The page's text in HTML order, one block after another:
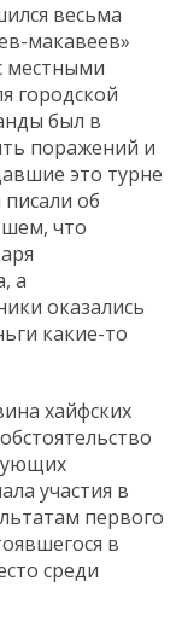
весьма
макавеев»
местными
городской
был в
поражений и
это турне
об
что
а
оказались
какие-то
хайфских
участия в
первого
в
среди